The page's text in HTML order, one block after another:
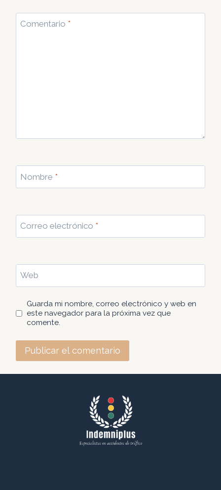
Comentario *
Nombre *
Correo electrónico *
Web
Guarda mi nombre, correo electrónico y web en
este navegador para la próxima vez que
comente.